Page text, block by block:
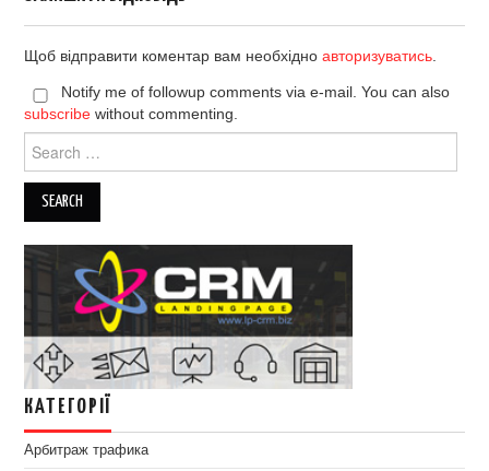
Щоб відправити коментар вам необхідноавторизуватись
Notify me of followup comments via e-mail. You can also
subscribe without commenting.
for:
КАТЕГОРІЇ
Арбитраж трафика